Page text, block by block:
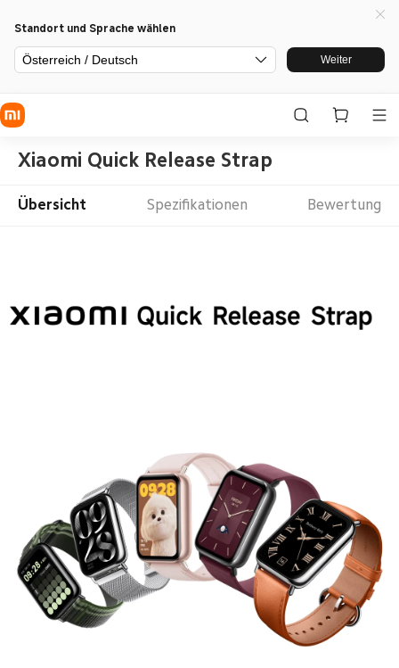
Standort und Sprache wählen
Österreich / Deutsch Weiter
Xiaomi Quick Release Strap
Übersicht Spezifikationen Bewertung